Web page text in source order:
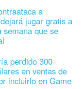
a
jugar gratis a
semana que se
perdido 300
en ventas de
incluirlo en Game